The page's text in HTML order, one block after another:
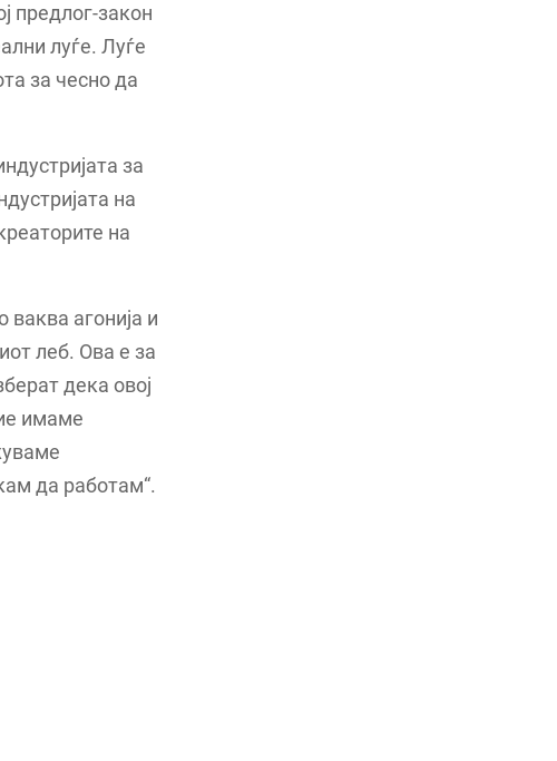
предлог-закон
луѓе. Луѓе
за чесно да
за
на
на
агонија и
леб. Ова е за
дека овој
имаме
да работам“.